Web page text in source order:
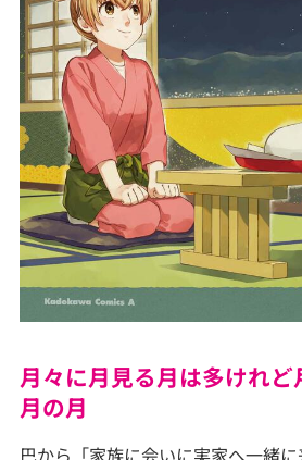
月々に月見る月は多けれ
月の月
巴から「家族に会いに実家へ一緒